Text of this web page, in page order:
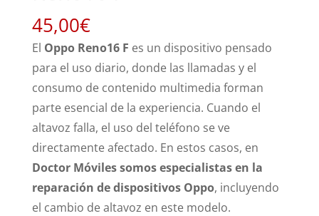
45,00€
El Oppo Reno16 F es un dispositivo pensado
para el uso diario, donde las llamadas y el
consumo de contenido multimedia forman
parte esencial de la experiencia. Cuando el
altavoz falla, el uso del teléfono se ve
directamente afectado. En estos casos, en
Doctor Móviles somos especialistas en la
reparación de dispositivos Oppo, incluyendo
el cambio de altavoz en este modelo.